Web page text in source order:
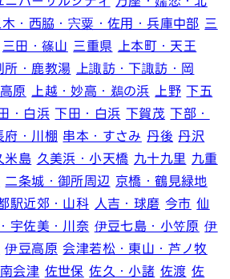
木・西脇・宍粟・佐用・兵庫中部 三
三田・篠山 三重県
上本町・天王
所・鹿教湯
上諏訪・下諏訪・岡
原
上越・妙高・鵜の浜 上野 下五
・白浜 下田・白浜 下賀茂 下部・
府・川棚 串本・すさみ 丹後 丹沢
米島 久美浜・小天橋 九十九里 九重
二条城・御所周辺 京橋・鶴見緑地
駅近郊・山科 人吉・球磨 今市 仙
宇佐美・川奈 伊豆七島・小笠原 伊
伊豆高原 会津若松・東山・芦ノ牧
会津 佐世保 佐久・小諸 佐渡 佐